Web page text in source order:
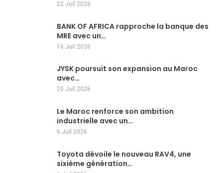
22 Juil 2026
BANK OF AFRICA rapproche la banque des
MRE avec un…
16 Juil 2026
JYSK poursuit son expansion au Maroc
avec…
20 Juil 2026
Le Maroc renforce son ambition
industrielle avec un…
6 Juil 2026
Toyota dévoile le nouveau RAV4, une
sixième génération…